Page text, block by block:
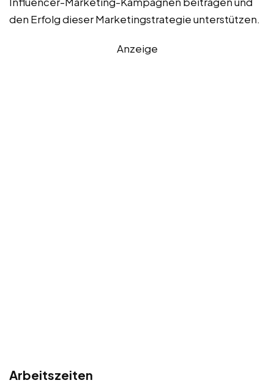
den Erfolg dieser Marketingstrategie unterstützen.
Anzeige
Arbeitszeiten